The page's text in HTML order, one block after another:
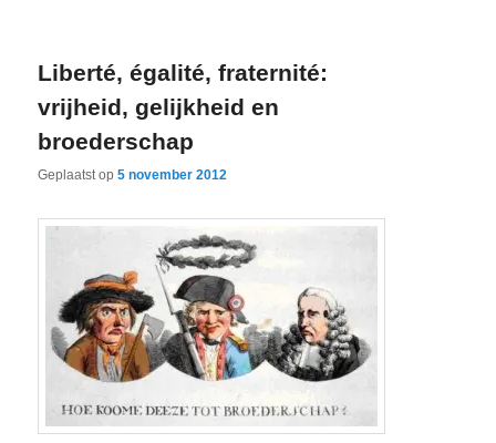
Liberté, égalité, fraternité:
vrijheid, gelijkheid en
broederschap
Geplaatst op5 november 2012